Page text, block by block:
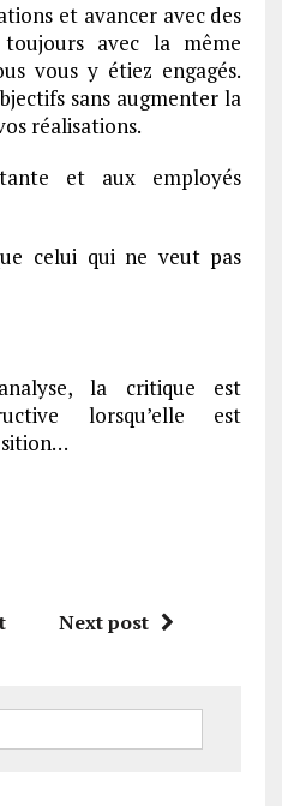
et avancer avec des
avec la même
vous y étiez engagés.
sans augmenter la
réalisations.
et aux employés
celui qui ne veut pas
la critique est
lorsqu’elle est
Next post